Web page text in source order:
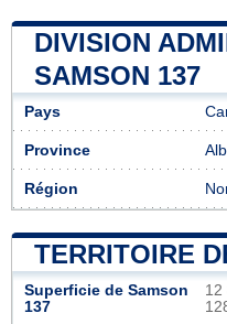
DIVISION
SAMSON 137
Pays
Province
Région
TERRITOIRE
Superficie de Samson
137
12